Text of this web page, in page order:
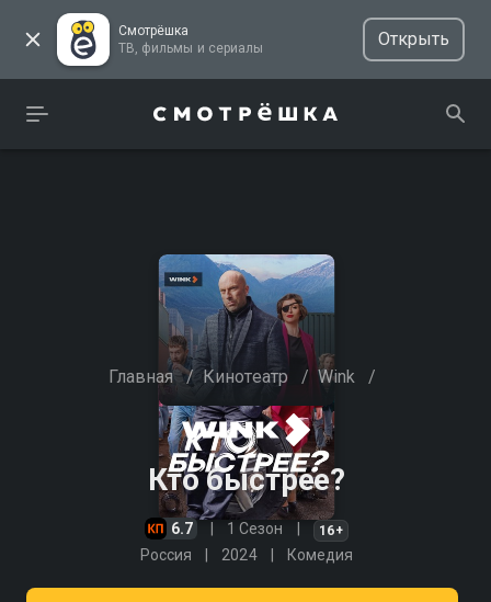
Смотрёшка
ТВ, фильмы и сериалы
Открыть
Главная / Кинотеатр / Wink /
Кто быстрее?
6.7 1 Сезон 16+
Россия 2024 Комедия